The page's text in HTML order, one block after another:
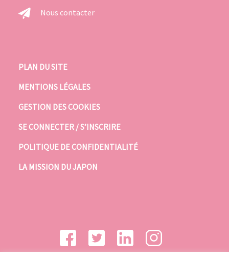
Nous contacter
PLAN DU SITE
MENTIONS LÉGALES
GESTION DES COOKIES
SE CONNECTER / S’INSCRIRE
POLITIQUE DE CONFIDENTIALITÉ
LA MISSION DU JAPON